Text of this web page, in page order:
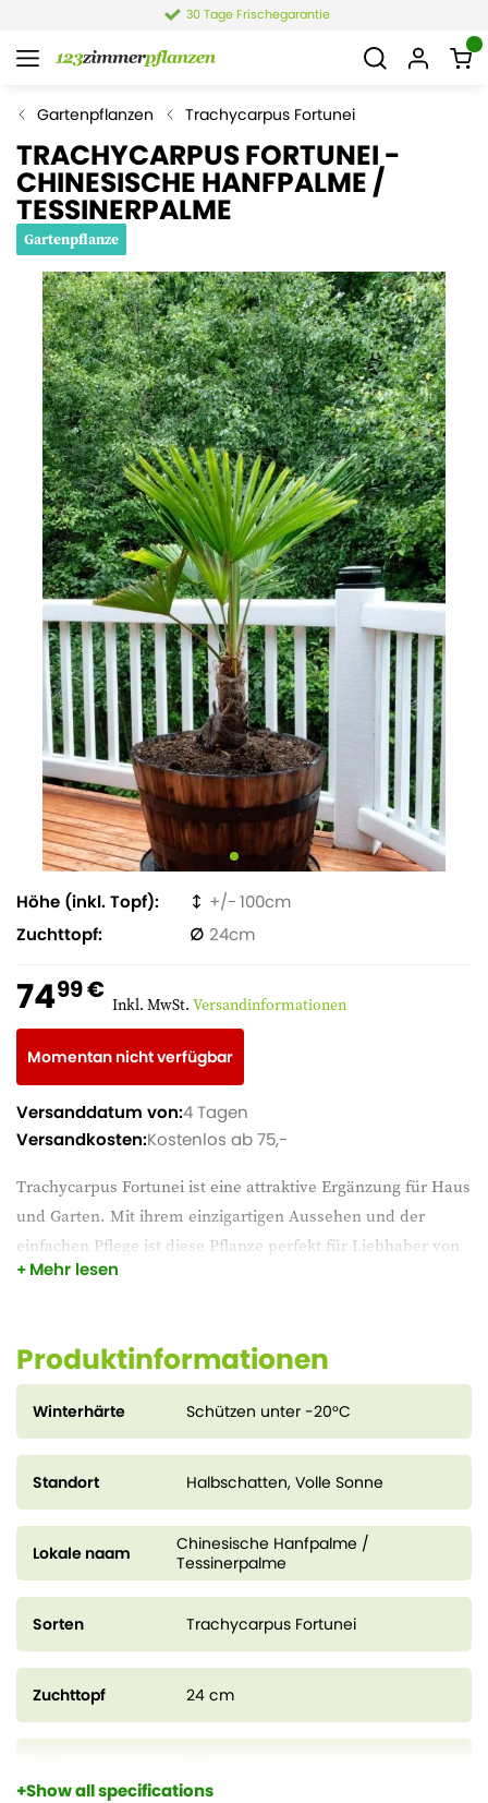
30 Tage Frischegarantie
Gartenpflanzen Trachycarpus Fortunei
TRACHYCARPUS FORTUNEI -
CHINESISCHE HANFPALME /
TESSINERPALME
Gartenpflanze
Trachycarpus Fortunei ist eine attraktive Ergänzung für Haus
und Garten. Mit ihrem einzigartigen Aussehen und der
einfachen Pflege ist diese Pflanze perfekt für Liebhaber von
Grünpflanzen. Stellen Sie sie an einen hellen Platz und
Mehr lesen
Höhe (inkl. Topf)
100
Zuchttopf
24
7499 € Inkl. MwSt. Versandinformationen
Momentan nicht verfügbar
Versanddatum von:4 Tagen
Versandkosten:Kostenlos ab 75,-
Produktinformationen
Winterhärte Schützen unter -20°C
Standort Halbschatten, Volle Sonne
Lokale naam
Chinesische Hanfpalme /
Tessinerpalme
Sorten Trachycarpus Fortunei
Zuchttopf 24 cm
Show all specifications